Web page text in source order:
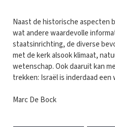
Naast de historische aspecten
wat andere waardevolle
staatsinrichting, de diverse
met de kerk alsook klimaat,
wetenschap. Ook daaruit kan
trekken: Israël is inderdaad een
Marc De Bock